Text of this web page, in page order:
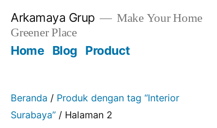
content
Arkamaya Grup
Make Your Home
Greener Place
Home Blog Product
Beranda / Produk dengan tag “Interior
Surabaya” / Halaman 2